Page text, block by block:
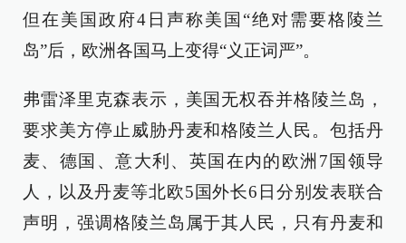
但在美国政府4日声称美国“绝对需要格陵兰
岛”后，欧洲各国马上变得“义正词严”。
弗雷泽里克森表示，美国无权吞并格陵兰岛，
要求美方停止威胁丹麦和格陵兰人民。包括丹
麦、德国、意大利、英国在内的欧洲7国领导
人，以及丹麦等北欧5国外长6日分别发表联合
声明，强调格陵兰岛属于其人民，只有丹麦和